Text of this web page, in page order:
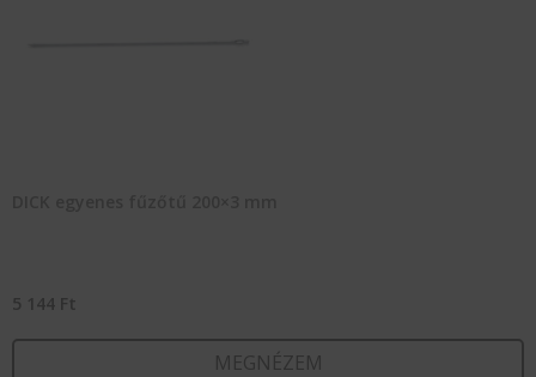
5 144 Ft
MEGNÉZEM